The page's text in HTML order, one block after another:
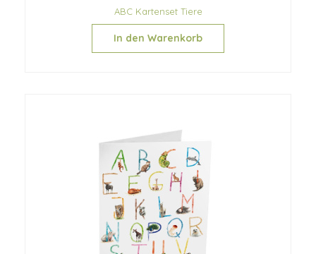
ABC Kartenset Tiere
In den Warenkorb